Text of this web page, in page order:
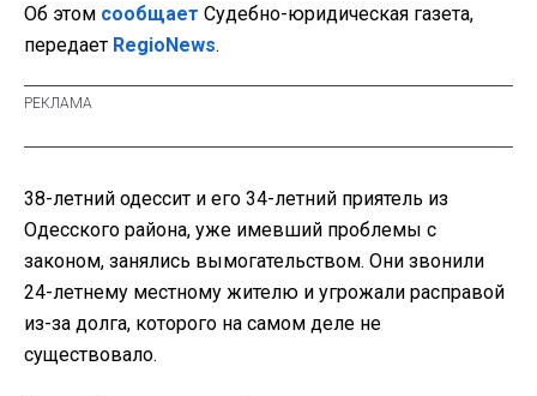
Об этом сообщает Судебно-юридическая газета,
передает RegioNews.
38-летний одессит и его 34-летний приятель из
Одесского района, уже имевший проблемы с
законом, занялись вымогательством. Они звонили
24-летнему местному жителю и угрожали расправой
из-за долга, которого на самом деле не
существовало.